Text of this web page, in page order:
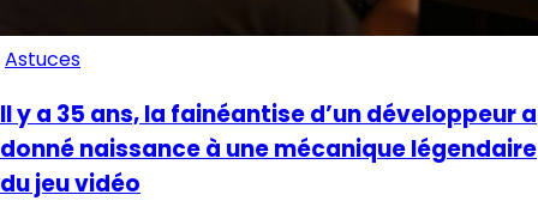
Astuces
Il y a 35 ans, la fainéantise d’un développeur a
donné naissance à une mécanique légendaire
du jeu vidéo